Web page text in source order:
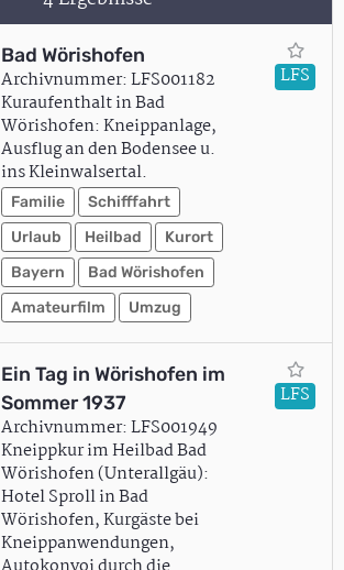
Bad Wörishofen
Archivnummer: LFS001182
Kuraufenthalt in Bad
Wörishofen: Kneippanlage,
Ausflug an den Bodensee u.
ins Kleinwalsertal.
Familie
Schifffahrt
Urlaub
Heilbad
Kurort
Bayern
Bad Wörishofen
Amateurfilm
Umzug
LFS
Ein Tag in Wörishofen im
Sommer 1937
Archivnummer: LFS001949
Kneippkur im Heilbad Bad
Wörishofen (Unterallgäu):
Hotel Sproll in Bad
Wörishofen, Kurgäste bei
Kneippanwendungen,
LFS